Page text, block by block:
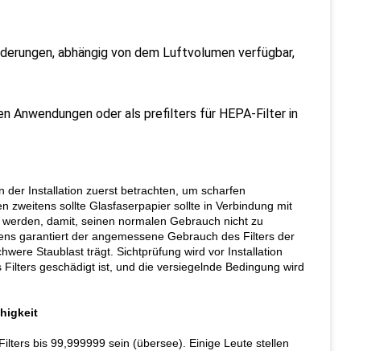
abhängig von dem Luftvolumen verfügbar,
Anwendungen oder als prefilters für HEPA-Filter in
der Installation zuerst betrachten, um scharfen
zweitens sollte Glasfaserpapier sollte in Verbindung mit
damit, seinen normalen Gebrauch nicht zu
garantiert der angemessene Gebrauch des Filters der
Staublast trägt. Sichtprüfung wird vor Installation
geschädigt ist, und die versiegelnde Bedingung wird
bis 99,999999 sein (übersee). Einige Leute stellen